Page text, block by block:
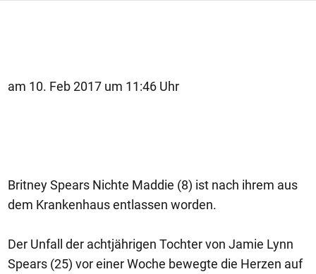
am 10. Feb 2017 um 11:46 Uhr
Britney Spears Nichte Maddie (8) ist nach ihrem aus
dem Krankenhaus entlassen worden.
Der Unfall der achtjährigen Tochter von Jamie Lynn
Spears (25) vor einer Woche bewegte die Herzen auf